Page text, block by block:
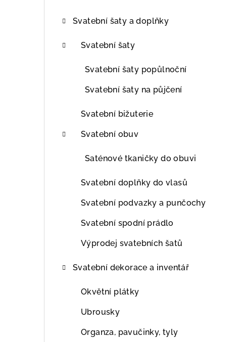
Svatební šaty a doplňky
Svatební šaty
Svatební šaty popůlnoční
Svatební šaty na půjčení
Svatební bižuterie
Svatební obuv
Saténové tkaničky do obuvi
Svatební doplňky do vlasů
Svatební podvazky a punčochy
Svatební spodní prádlo
Výprodej svatebních šatů
Svatební dekorace a inventář
Okvětní plátky
Ubrousky
Organza, pavučinky, tyly